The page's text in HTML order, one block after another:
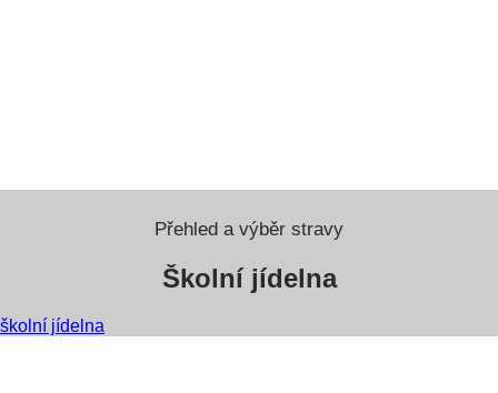
Přehled a výběr stravy
Školní jídelna
školní jídelna